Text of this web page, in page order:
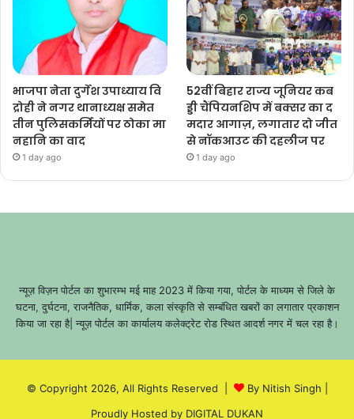
भाजपा नेता दुर्गेश उपाध्याय वि
द्रोही ने नगर थानाध्यक्ष समेत
तीन पुलिसकर्मियों पर ठोका मा
नहानि का वाद
1 day ago
52वीं बिहार राज्य जूनियर कब
ड्डी चैंपियनशिप में बक्सर का द
मदार आगाज़, लगातार दो जीत
से नॉकआउट की दहलीज पर
1 day ago
न्यूज़ विज़न पोर्टल का शुभारम्भ मई माह 2023 में किया गया, पोर्टल के माध्यम से जिले के
घटना, दुर्घटना, राजनैतिक, धार्मिक, कला संस्कृति से सम्बंधित खबरों का लगातार प्रकाशन
किया जा रहा है| न्यूज़ पोर्टल का कार्यालय कलेक्ट्रेट रोड स्थित आदर्श नगर में चल रहा है।
© Copyright 2026, All Rights Reserved | By Nitish Singh
Proudly Hosted by DIGITAL DUKAN